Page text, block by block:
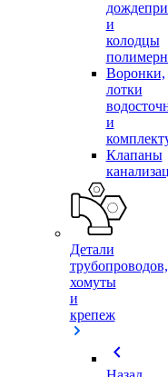
и
колодцы
Воронки,
лотки
и
Клапаны
Детали
трубопроводов,
хомуты
и
крепеж
chevron_left